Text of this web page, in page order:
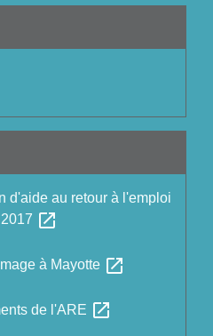
d'aide au retour à l'emploi
open_in_new
à Mayotte open_in_new
de l'ARE open_in_new